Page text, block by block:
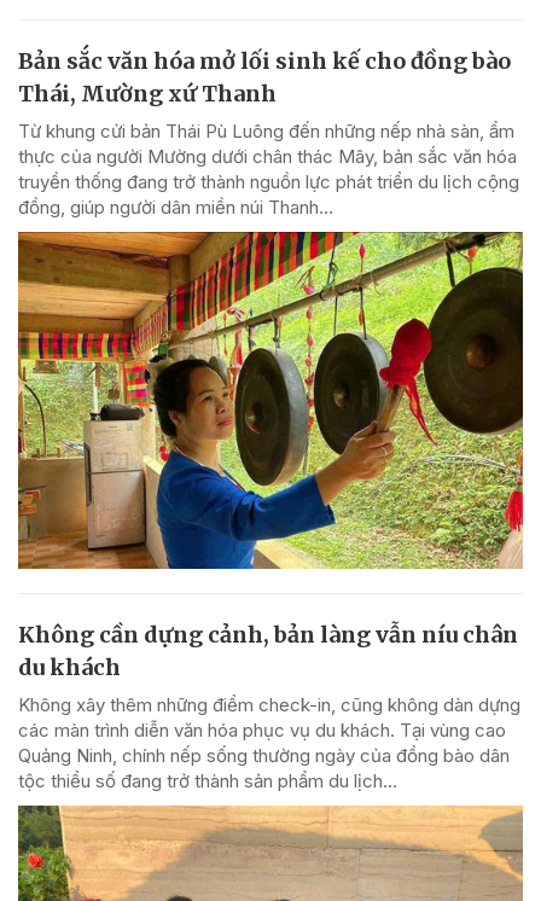
Bản sắc văn hóa mở lối sinh kế cho đồng bào
Thái, Mường xứ Thanh
Từ khung cửi bản Thái Pù Luông đến những nếp nhà sàn, ẩm
thực của người Mường dưới chân thác Mây, bản sắc văn hóa
truyền thống đang trở thành nguồn lực phát triển du lịch cộng
đồng, giúp người dân miền núi Thanh...
Không cần dựng cảnh, bản làng vẫn níu chân
du khách
Không xây thêm những điểm check-in, cũng không dàn dựng
các màn trình diễn văn hóa phục vụ du khách. Tại vùng cao
Quảng Ninh, chính nếp sống thường ngày của đồng bào dân
tộc thiểu số đang trở thành sản phẩm du lịch...